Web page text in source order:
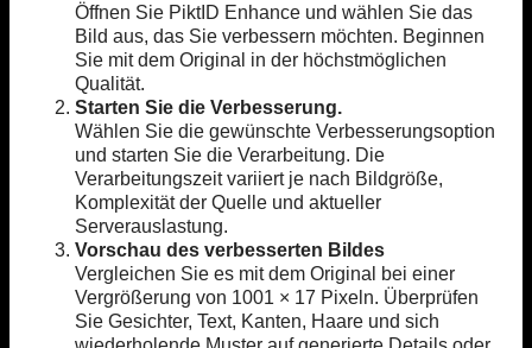
Öffnen Sie PiktID Enhance und wählen Sie das
Bild aus, das Sie verbessern möchten. Beginnen
Sie mit dem Original in der höchstmöglichen
Qualität.
Starten Sie die Verbesserung.
Wählen Sie die gewünschte Verbesserungsoption
und starten Sie die Verarbeitung. Die
Verarbeitungszeit variiert je nach Bildgröße,
Komplexität der Quelle und aktueller
Serverauslastung.
Vorschau des verbesserten Bildes
Vergleichen Sie es mit dem Original bei einer
Vergrößerung von 1001 × 17 Pixeln. Überprüfen
Sie Gesichter, Text, Kanten, Haare und sich